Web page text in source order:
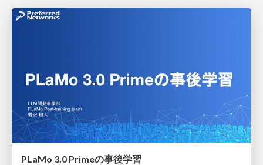
PLaMo 3.0 Primeの事後学習